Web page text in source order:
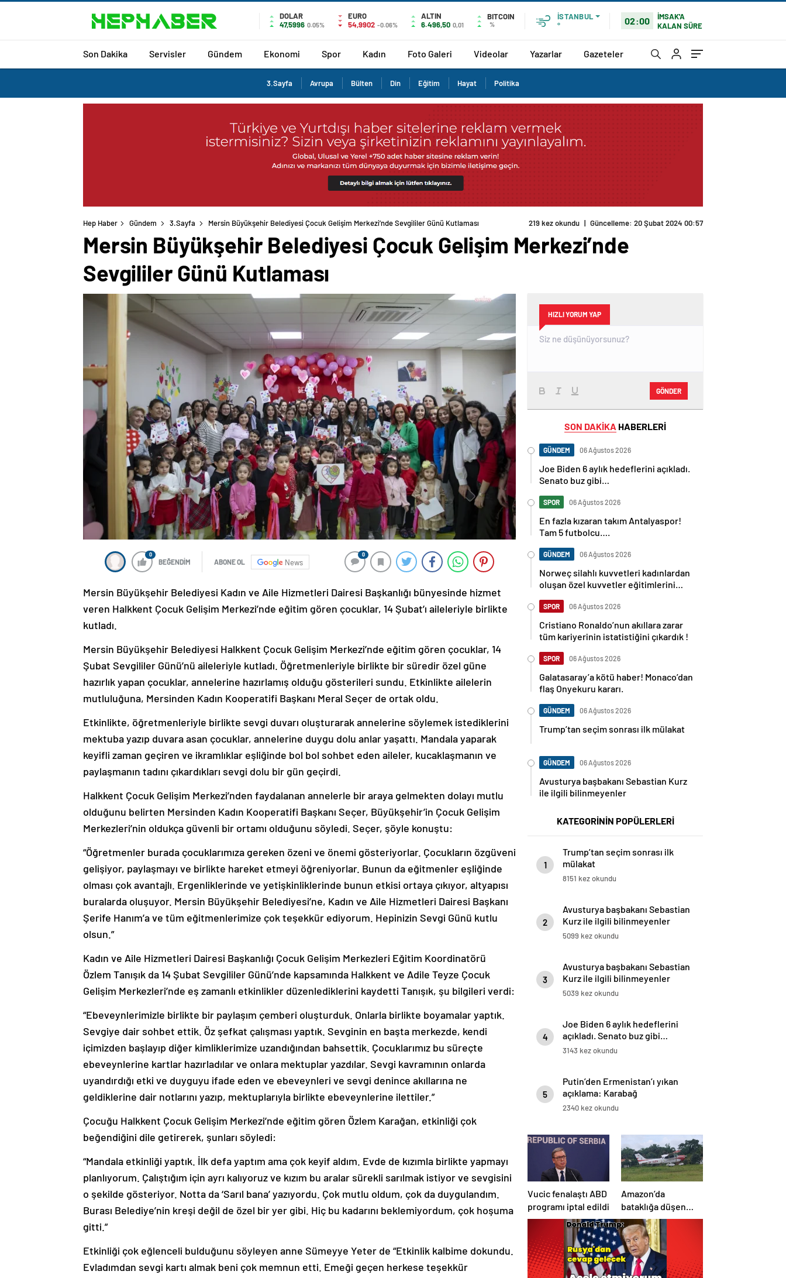
DOLAR
47,5996 0.05%
EURO
54,9902 -0.06%
ALTIN
6.496,50 0,01
BITCOIN
%
İSTANBUL
°
02:00
İMSAK'A
KALAN SÜRE
Son Dakika Servisler Gündem Ekonomi Spor Kadın Foto Galeri Videolar Yazarlar Gazeteler
3.Sayfa Avrupa Bülten Din Eğitim Hayat Politika
Hep Haber Gündem 3.Sayfa Mersin Büyükşehir Belediyesi Çocuk Gelişim Merkezi’nde Sevgililer Günü Kutlaması 219 kez okundu | Güncelleme: 20 Şubat 2024 00:57
Mersin Büyükşehir Belediyesi Çocuk Gelişim Merkezi’nde
Sevgililer Günü Kutlaması
0
BEĞENDİM ABONE OL News
0
Mersin Büyükşehir Belediyesi Kadın ve Aile Hizmetleri Dairesi Başkanlığı bünyesinde hizmet
veren Halkkent Çocuk Gelişim Merkezi’nde eğitim gören çocuklar, 14 Şubat’ı aileleriyle birlikte
kutladı.
Mersin Büyükşehir Belediyesi Halkkent Çocuk Gelişim Merkezi’nde eğitim gören çocuklar, 14
Şubat Sevgililer Günü’nü aileleriyle kutladı. Öğretmenleriyle birlikte bir süredir özel güne
hazırlık yapan çocuklar, annelerine hazırlamış olduğu gösterileri sundu. Etkinlikte ailelerin
mutluluğuna, Mersinden Kadın Kooperatifi Başkanı Meral Seçer de ortak oldu.
Etkinlikte, öğretmenleriyle birlikte sevgi duvarı oluşturarak annelerine söylemek istediklerini
mektuba yazıp duvara asan çocuklar, annelerine duygu dolu anlar yaşattı. Mandala yaparak
keyifli zaman geçiren ve ikramlıklar eşliğinde bol bol sohbet eden aileler, kucaklaşmanın ve
paylaşmanın tadını çıkardıkları sevgi dolu bir gün geçirdi.
Halkkent Çocuk Gelişim Merkezi’nden faydalanan annelerle bir araya gelmekten dolayı mutlu
olduğunu belirten Mersinden Kadın Kooperatifi Başkanı Seçer, Büyükşehir’in Çocuk Gelişim
Merkezleri’nin oldukça güvenli bir ortamı olduğunu söyledi. Seçer, şöyle konuştu:
“Öğretmenler burada çocuklarımıza gereken özeni ve önemi gösteriyorlar. Çocukların özgüveni
gelişiyor, paylaşmayı ve birlikte hareket etmeyi öğreniyorlar. Bunun da eğitmenler eşliğinde
olması çok avantajlı. Ergenliklerinde ve yetişkinliklerinde bunun etkisi ortaya çıkıyor, altyapısı
buralarda oluşuyor. Mersin Büyükşehir Belediyesi’ne, Kadın ve Aile Hizmetleri Dairesi Başkanı
Şerife Hanım’a ve tüm eğitmenlerimize çok teşekkür ediyorum. Hepinizin Sevgi Günü kutlu
olsun.”
Kadın ve Aile Hizmetleri Dairesi Başkanlığı Çocuk Gelişim Merkezleri Eğitim Koordinatörü
Özlem Tanışık da 14 Şubat Sevgililer Günü’nde kapsamında Halkkent ve Adile Teyze Çocuk
Gelişim Merkezleri’nde eş zamanlı etkinlikler düzenlediklerini kaydetti Tanışık, şu bilgileri verdi:
“Ebeveynlerimizle birlikte bir paylaşım çemberi oluşturduk. Onlarla birlikte boyamalar yaptık.
Sevgiye dair sohbet ettik. Öz şefkat çalışması yaptık. Sevginin en başta merkezde, kendi
içimizden başlayıp diğer kimliklerimize uzandığından bahsettik. Çocuklarımız bu süreçte
ebeveynlerine kartlar hazırladılar ve onlara mektuplar yazdılar. Sevgi kavramının onlarda
uyandırdığı etki ve duyguyu ifade eden ve ebeveynleri ve sevgi denince akıllarına ne
geldiklerine dair notlarını yazıp, mektuplarıyla birlikte ebeveynlerine ilettiler.”
Çocuğu Halkkent Çocuk Gelişim Merkezi’nde eğitim gören Özlem Karağan, etkinliği çok
beğendiğini dile getirerek, şunları söyledi:
“Mandala etkinliği yaptık. İlk defa yaptım ama çok keyif aldım. Evde de kızımla birlikte yapmayı
planlıyorum. Çalıştığım için ayrı kalıyoruz ve kızım bu aralar sürekli sarılmak istiyor ve sevgisini
o şekilde gösteriyor. Notta da ‘Sarıl bana’ yazıyordu. Çok mutlu oldum, çok da duygulandım.
Burası Belediye’nin kreşi değil de özel bir yer gibi. Hiç bu kadarını beklemiyordum, çok hoşuma
gitti.”
Etkinliği çok eğlenceli bulduğunu söyleyen anne Sümeyye Yeter de “Etkinlik kalbime dokundu.
Evladımdan sevgi kartı almak beni çok memnun etti. Emeği geçen herkese teşekkür
HIZLI YORUM YAP
GÖNDER
SON DAKİKA HABERLERİ
GÜNDEM 06 Ağustos 2026
Joe Biden 6 aylık hedeflerini açıkladı.
Senato buz gibi…
SPOR 06 Ağustos 2026
En fazla kızaran takım Antalyaspor!
Tam 5 futbolcu….
GÜNDEM 06 Ağustos 2026
Norweç silahlı kuvvetleri kadınlardan
oluşan özel kuvvetler eğitimlerini
SPOR 06 Ağustos 2026
Cristiano Ronaldo’nun akıllara zarar
tüm kariyerinin istatistiğini çıkardık !
SPOR 06 Ağustos 2026
Galatasaray’a kötü haber! Monaco’dan
flaş Onyekuru kararı.
GÜNDEM 06 Ağustos 2026
Trump’tan seçim sonrası ilk mülakat
GÜNDEM 06 Ağustos 2026
Avusturya başbakanı Sebastian Kurz
ile ilgili bilinmeyenler
KATEGORİNİN POPÜLERLERİ
1
Trump’tan seçim sonrası ilk
mülakat
8151 kez okundu
2
Avusturya başbakanı Sebastian
Kurz ile ilgili bilinmeyenler
5099 kez okundu
3
Avusturya başbakanı Sebastian
Kurz ile ilgili bilinmeyenler
5039 kez okundu
4
Joe Biden 6 aylık hedeflerini
açıkladı. Senato buz gibi…
3143 kez okundu
5
Putin’den Ermenistan’ı yıkan
açıklama: Karabağ
Azerbaycan’ın ayrılmaz bir
2340 kez okundu
Vucic fenalaştı ABD
programı iptal edildi
Amazon’da
bataklığa düşen
uçağın yolcuları, 36
saat kurtarılmayı
bekledi